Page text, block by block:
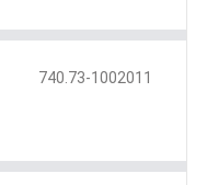
740.73-1002011